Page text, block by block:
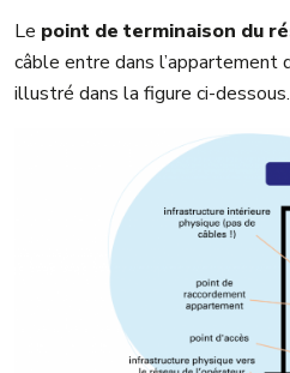
Le point de terminaison du
câble entre dans l’appartement
illustré dans la figure ci-dessous.